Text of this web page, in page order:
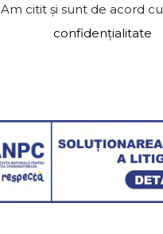
Am citit şi sunt de acord cu
confidențialitate